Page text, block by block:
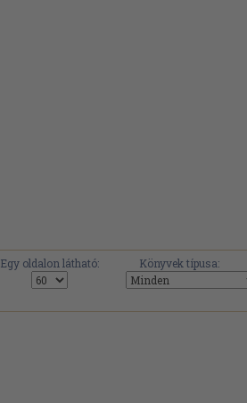
Egy oldalon látható: Könyvek típusa: